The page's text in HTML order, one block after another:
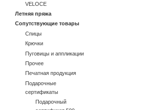
VELOCE
Летняя пряжа
Сопутствующие товары
Спицы
Крючки
Пуговицы и аппликации
Прочее
Печатная продукция
Подарочные
сертификаты
Подарочный